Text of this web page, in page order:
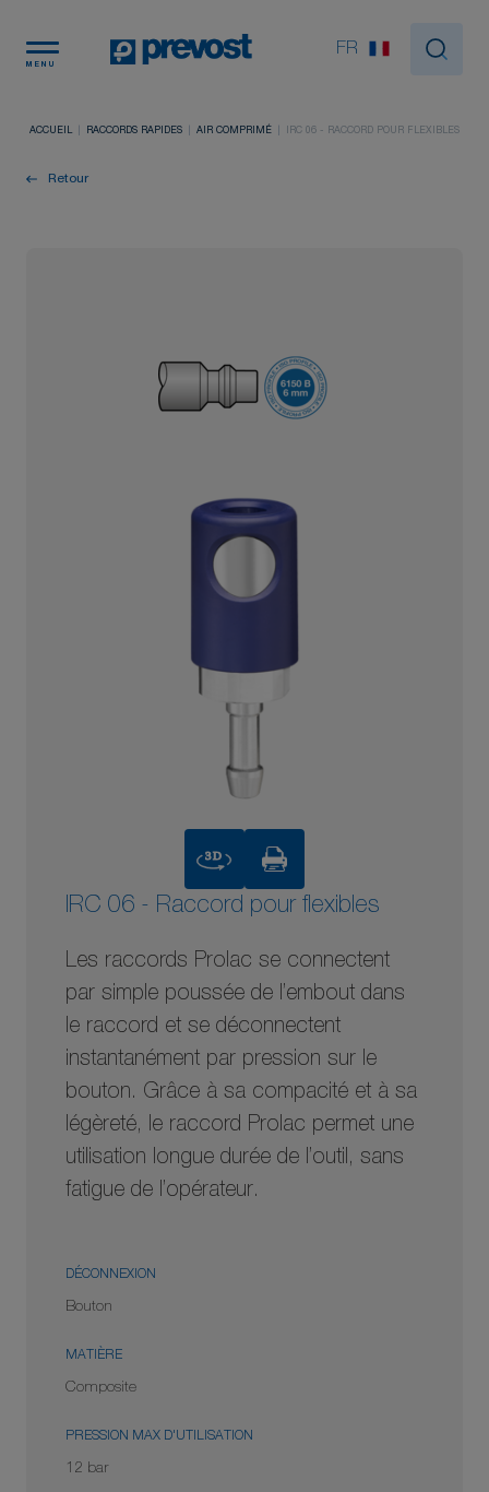
MENU
FR
ACCUEIL RACCORDS RAPIDES AIR COMPRIMÉ IRC 06 - RACCORD POUR FLEXIBLES
Retour
3D
IRC 06 - Raccord pour flexibles
Les raccords Prolac se connectent
par simple poussée de l’embout dans
le raccord et se déconnectent
instantanément par pression sur le
bouton. Grâce à sa compacité et à sa
légèreté, le raccord Prolac permet une
utilisation longue durée de l’outil, sans
fatigue de l’opérateur.
DÉCONNEXION
Bouton
MATIÈRE
Composite
PRESSION MAX D'UTILISATION
12 bar